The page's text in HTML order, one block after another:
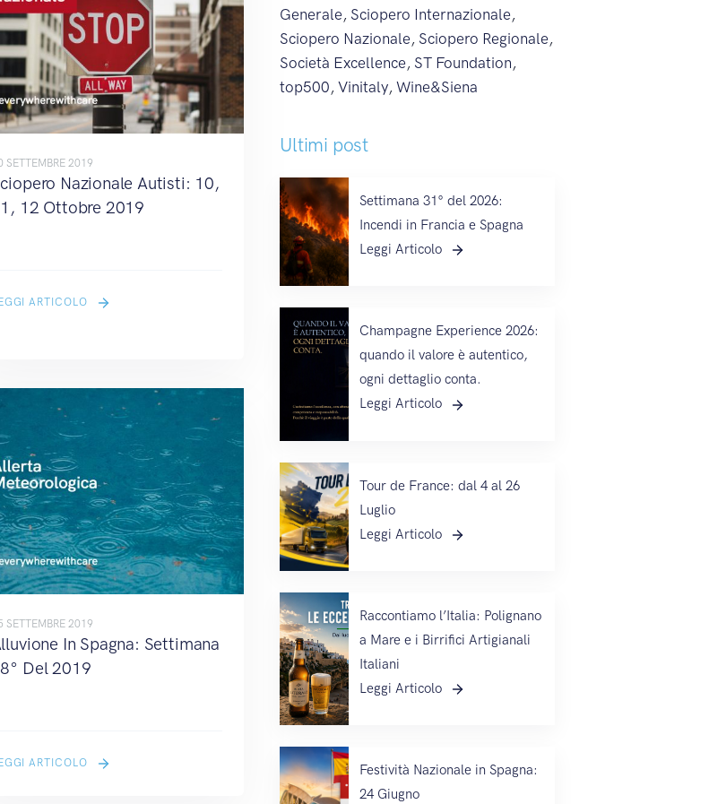
SETTEMBRE 2019
Nazionale Autisti: 10,
12 Ottobre 2019
ARTICOLO
SETTEMBRE 2019
In Spagna: Settimana
Del 2019
ARTICOLO
Generale, Sciopero Internazionale,
Sciopero Nazionale, Sciopero Regionale,
Società Excellence, ST Foundation,
top500,Vinitaly,Wine&Siena
Ultimi post
Settimana 31° del 2026:
Incendi in Francia e Spagna
Leggi Articolo
Champagne Experience 2026:
quando il valore è autentico,
ogni dettaglio conta.
Leggi Articolo
Tour de France: dal 4 al 26
Luglio
Leggi Articolo
Raccontiamo l’Italia: Polignano
a Mare e i Birrifici Artigianali
Italiani
Leggi Articolo
Festività Nazionale in Spagna:
24 Giugno